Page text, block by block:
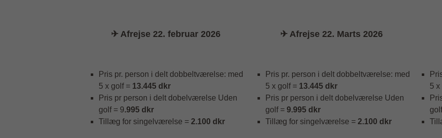
✈ Afrejse 22. februar 2026
Pris pr. person i delt dobbeltværelse: med
5 x golf = 13.445 dkr
Pris pr person i delt dobelværelse Uden
golf = 9.995 dkr
Tillæg for singelværelse = 2.100 dkr
✈ Afrejse 22. Marts 2026
Pris pr. person i delt dobbeltværelse: med
5 x golf = 13.445 dkr
Pris pr person i delt dobelværelse Uden
golf = 9.995 dkr
Tillæg for singelværelse = 2.100 dkr
5 x